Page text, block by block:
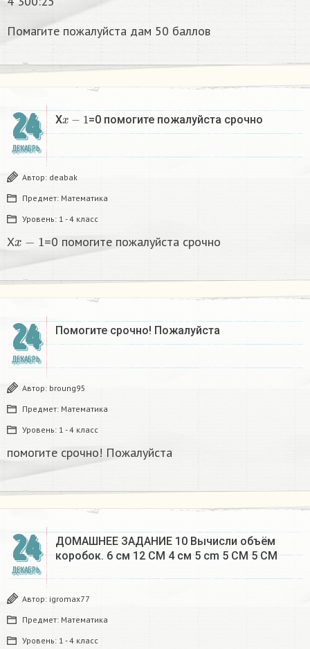
Помагите пожалуйста дам 50 баллов
24
ДЕКАБРЬ
Xx−1 =0 помогите пожалуйста срочно
Автор: deabak
Предмет: Математика
Уровень: 1 - 4 класс
X =0 помогите пожалуйста срочно
24
ДЕКАБРЬ
Помогите срочно! Пожалуйста
Автор: broung95
Предмет: Математика
Уровень: 1 - 4 класс
помогите срочно! Пожалуйста
24
ДЕКАБРЬ
ДОМАШНЕЕ ЗАДАНИЕ 10 Вычисли объём
коробок. 6 см 12 CM 4 см 5 cm 5 CM 5 CM​
Автор: igromax77
Предмет: Математика
Уровень: 1 - 4 класс